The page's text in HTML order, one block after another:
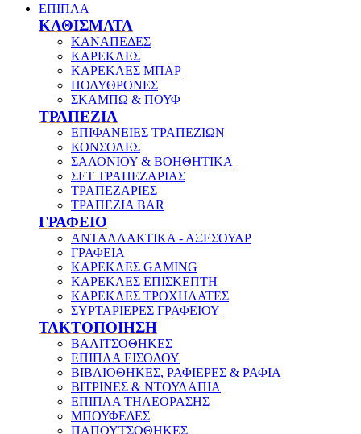
ΕΠΙΠΛΑ
ΚΑΘΙΣΜΑΤΑ
ΚΑΝΑΠΕΔΕΣ
ΚΑΡΕΚΛΕΣ
ΚΑΡΕΚΛΕΣ ΜΠΑΡ
ΠΟΛΥΘΡΟΝΕΣ
ΣΚΑΜΠΩ & ΠΟΥΦ
ΤΡΑΠΕΖΙΑ
ΕΠΙΦΑΝΕΙΕΣ ΤΡΑΠΕΖΙΩΝ
ΚΟΝΣΟΛΕΣ
ΣΑΛΟΝΙΟΥ & ΒΟΗΘΗΤΙΚΑ
ΣΕΤ ΤΡΑΠΕΖΑΡΙΑΣ
ΤΡΑΠΕΖΑΡΙΕΣ
ΤΡΑΠΕΖΙΑ BAR
ΓΡΑΦΕΙΟ
ΑΝΤΑΛΛΑΚΤΙΚΑ - ΑΞΕΣΟΥΑΡ
ΓΡΑΦΕΙΑ
ΚΑΡΕΚΛΕΣ GAMING
ΚΑΡΕΚΛΕΣ ΕΠΙΣΚΕΠΤΗ
ΚΑΡΕΚΛΕΣ ΤΡΟΧΗΛΑΤΕΣ
ΣΥΡΤΑΡΙΕΡΕΣ ΓΡΑΦΕΙΟΥ
ΤΑΚΤΟΠΟΙΗΣΗ
ΒΑΛΙΤΣΟΘΗΚΕΣ
ΕΠΙΠΛΑ ΕΙΣΟΔΟΥ
ΒΙΒΛΙΟΘΗΚΕΣ, ΡΑΦΙΕΡΕΣ & ΡΑΦΙΑ
ΒΙΤΡΙΝΕΣ & ΝΤΟΥΛΑΠΙΑ
ΕΠΙΠΛΑ ΤΗΛΕΟΡΑΣΗΣ
ΜΠΟΥΦΕΔΕΣ
ΠΑΠΟΥΤΣΟΘΗΚΕΣ